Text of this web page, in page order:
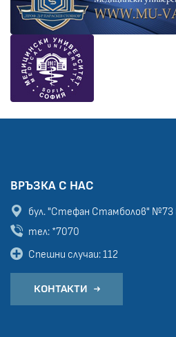
ВРЪЗКА С НАС
бул. "Стефан Стамболов" №73
тел: *7070
Спешни случаи: 112
КОНТАКТИ